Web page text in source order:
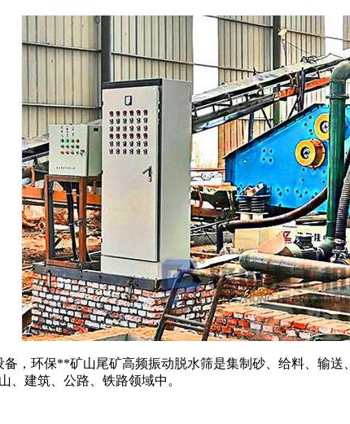
，环保**矿山尾矿高频振动脱水筛是集制砂、给料、输
、建筑、公路、铁路领域中。